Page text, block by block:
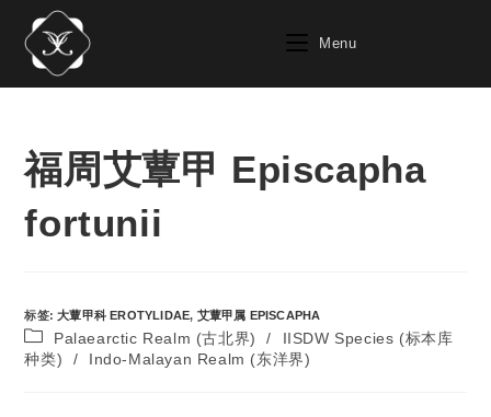
Menu
福周艾蕈甲 Episcapha
fortunii
标签:大蕈甲科 EROTYLIDAE, 艾蕈甲属 EPISCAPHA
Palaearctic Realm (古北界) /
IISDW Species (标本库
种类)
/ Indo-Malayan Realm (东洋界)